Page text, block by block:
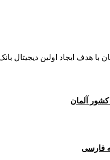
آلمان
فارسی